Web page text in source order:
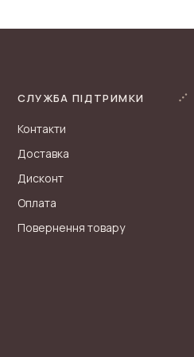
СЛУЖБА ПІДТРИМКИ
Контакти
Доставка
Дисконт
Оплата
Повернення товару